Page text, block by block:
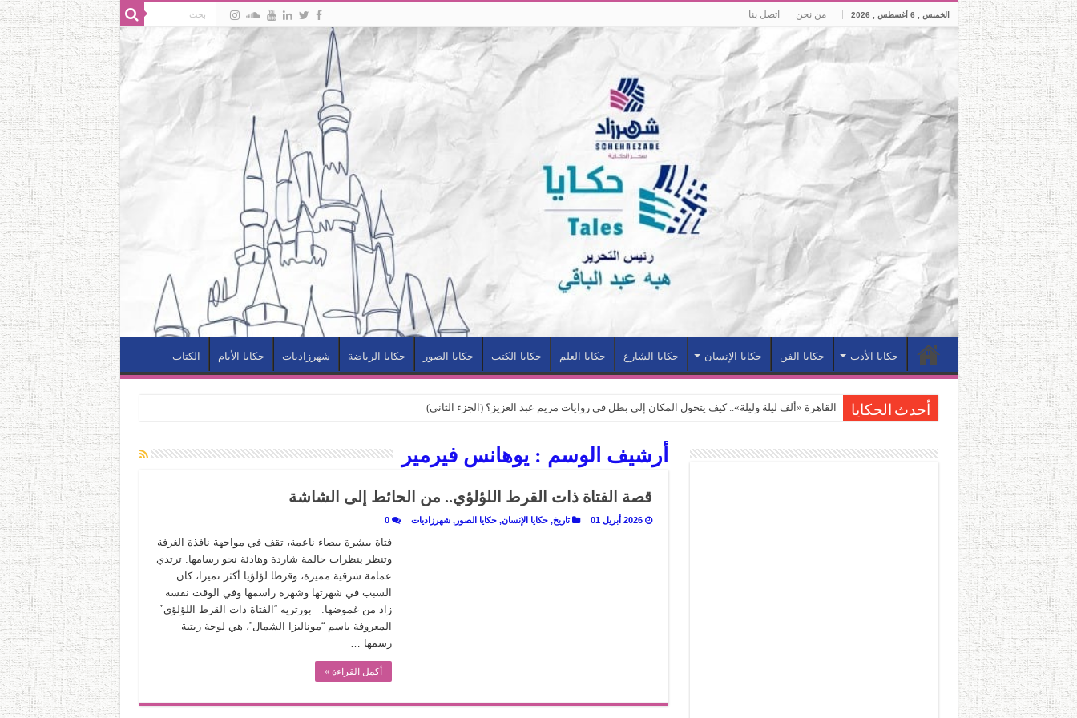
الخميس , 6 أغسطس , 2026 من نحن اتصل بنا
حكايا الأدب حكايا الفن حكايا الإنسان حكايا الشارع حكايا العلم حكايا الكتب حكايا الصور حكايا الرياضة شهرزاديات حكايا الأيام الكتاب
أحدث الحكايا القاهرة «ألف ليلة وليلة».. كيف يتحول المكان إلى بطل في روايات مريم عبد العزيز؟ (الجزء الثاني)
حين يتنفس الحجر.. المكان كبطل في أدب مريم عبد العزيز
أرشيف الوسم : يوهانس فيرمير
قصة الفتاة ذات القرط اللؤلؤي.. من الحائط إلى الشاشة
2026 أبريل 01 تاريخ,حكايا الإنسان,حكايا الصور,شهرزاديات 0
فتاة ببشرة بيضاء ناعمة، تقف في مواجهة نافذة الغرفة
وتنظر بنظرات حالمة شاردة وهادئة نحو رسامها. ترتدي
عمامة شرقية مميزة، وقرطا لؤلؤيا أكثر تميزا، كان
السبب في شهرتها وشهرة راسمها وفي الوقت نفسه
زاد من غموضها. بورتريه “الفتاة ذات القرط اللؤلؤي”
المعروفة باسم “موناليزا الشمال”، هي لوحة زيتية
رسمها …
أكمل القراءة »